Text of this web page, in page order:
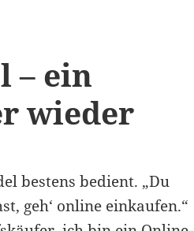
– ein
wieder
bestens bedient. „Du
geh‘ online einkaufen.“